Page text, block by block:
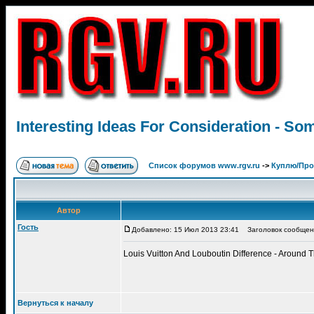
Interesting Ideas For Consideration -
Список форумов www.rgv.ru -> Куплю/
Автор
Гость
Добавлено: 15 Июл 2013 23:41 Заголовок
Louis Vuitton And Louboutin Difference - Around
Вернуться к началу